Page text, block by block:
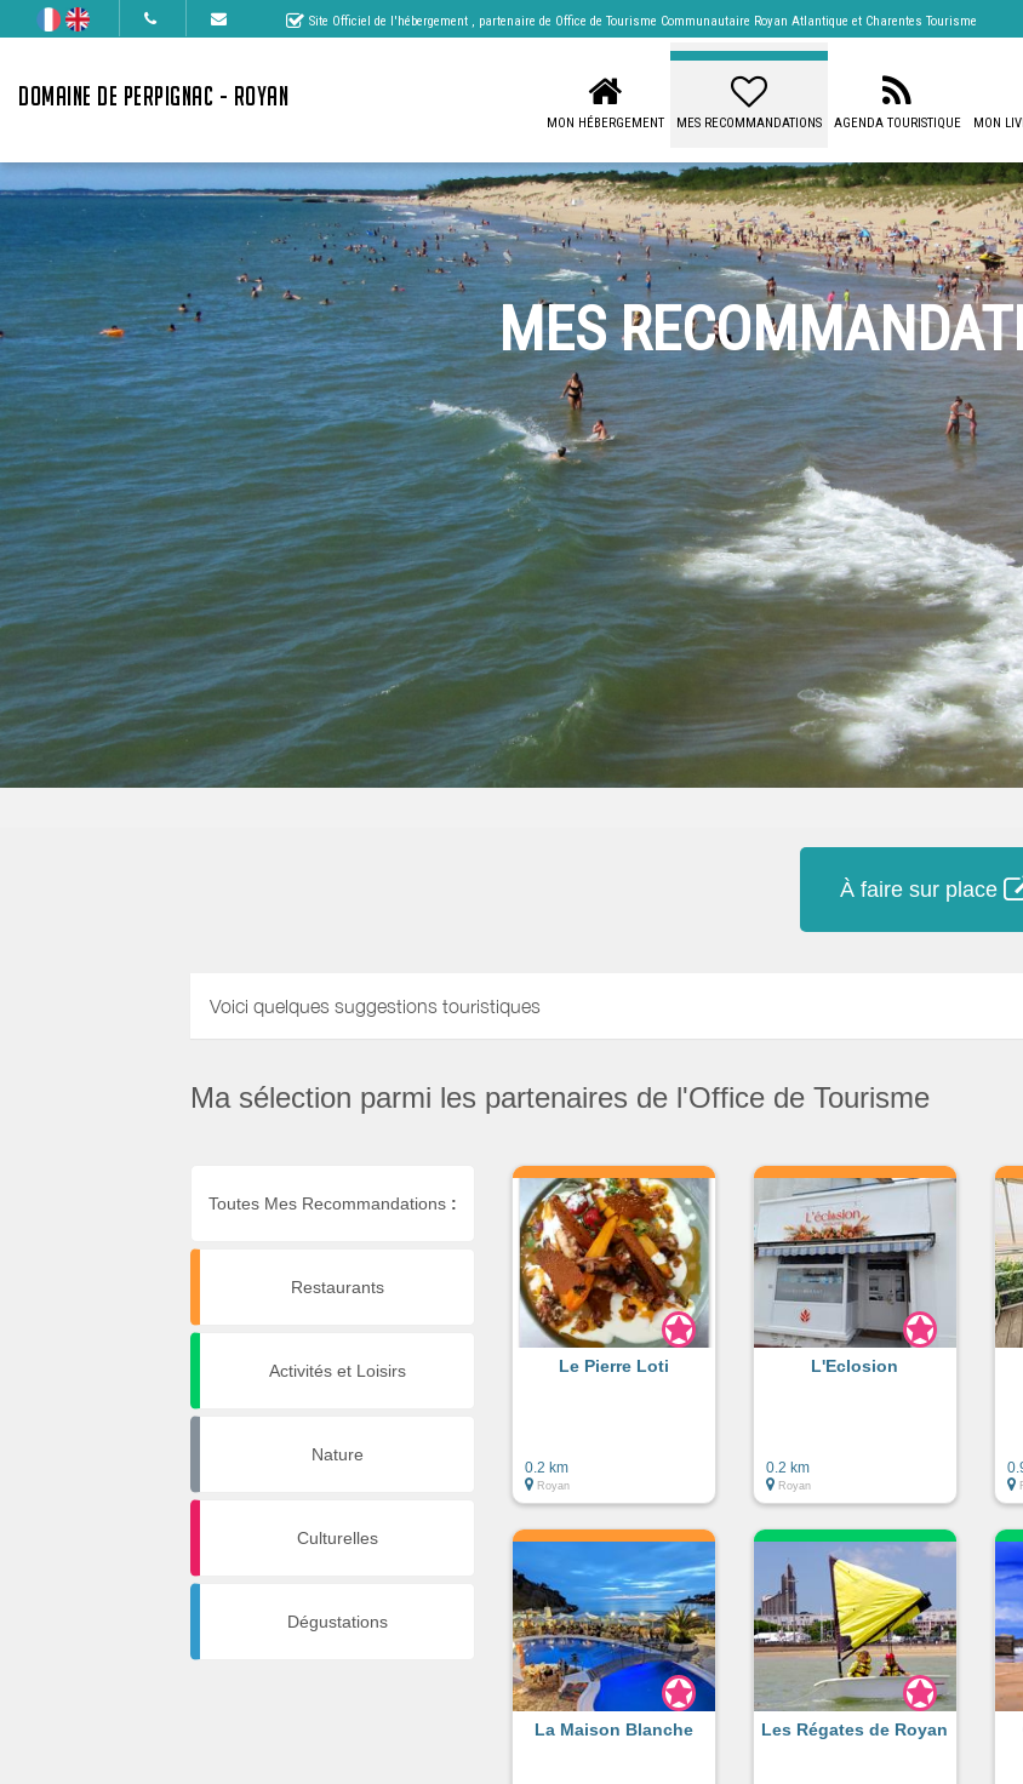
Site Officiel de l'hébergement , partenaire de Office de Tourisme Communautaire Royan Atlantique et Charentes Tourisme
DOMAINE DE PERPIGNAC - ROYAN
MON HÉBERGEMENT MES RECOMMANDATIONS AGENDA TOURISTIQUE MON
MES
À faire sur place
Voici quelques suggestions touristiques
Ma sélection parmi les partenaires de l'Office de Tourisme
Toutes Mes Recommandations :
Restaurants
Activités et Loisirs
Nature
Culturelles
Dégustations
Le Pierre Loti
0.2 km
Royan
L'Eclosion
0.2 km
Royan
La Maison Blanche Les Régates de Royan